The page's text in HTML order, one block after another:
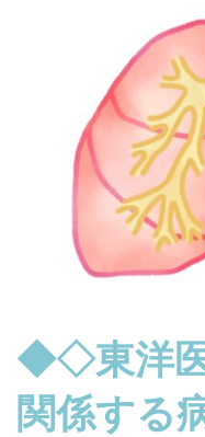
◆◇東洋
関係す